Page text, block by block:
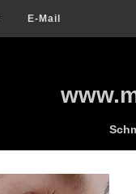
E-Mail